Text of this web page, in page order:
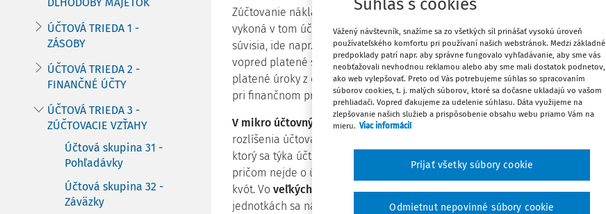
ÚČTOVÁ TRIEDA 1 -
ZÁSOBY
ÚČTOVÁ TRIEDA 2 -
FINANČNÉ ÚČTY
ÚČTOVÁ TRIEDA 3 -
ZÚČTOVACIE VZŤAHY
Účtová skupina 31 -
Pohľadávky
Účtová skupina 32 -
Záväzky
Zúčtovanie nákladov budúcich období na príslušný účet nákladov sa
vykoná v tom účtovnom období, s ktorým náklady vecne a časovo
súvisia, ide napr. o vopred platené nájomné, poistné, servis a iné
vopred platené služby, ďalej aj predplatné odbornej tlače alebo vopred
platené úroky z dlhodobého bankového úveru, vopred platené úroky
pri finančnom prenájme a pod.
V mikro účtovných jednotkáchnie je potrebné na účte časového
rozlíšenia účtovať nevýznamný a stále sa opakujúci účtovný prípad,
ktorý sa týka účtovania nákladov medzi dvoma účtovnými obdobiami,
pričom nejde o účtovný prípad týkajúci sa účtovania dotácií a emisných
kvót. Vo veľkých účtovných jednotkách a vmalýchúčtovných
jednotkách sa náklady a výnosy časovo rozlišujú.
Vážený návštevník, snažíme sa zo všetkých síl prinášať vysokú úroveň
používateľského komfortu pri používaní našich webstránok. Medzi základné
predpoklady patrí napr. aby správne fungovalo vyhľadávanie, aby sme vás
neobťažovali nevhodnou reklamou alebo aby sme mali dostatok podnetov,
ako web vylepšovať. Preto od Vás potrebujeme súhlas so spracovaním
súborov cookies, t. j. malých súborov, ktoré sa dočasne ukladajú vo vašom
prehliadači. Vopred ďakujeme za udelenie súhlasu. Dáta využijeme na
zlepšovanie našich služieb a prispôsobenie obsahu webu priamo Vám na
mieru. Viac informácií
Odmietnut nepovinné súbory cookie
Prijať všetky súbory cookie